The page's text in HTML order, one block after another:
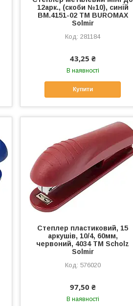
12арк., (скоби №10), синій
BM.4151-02 ТМ BUROMAX
Solmir
281184
43,25 ₴
В наявності
Купити
Степлер пластиковий, 15
аркушів, 10/4, 60мм,
червоний, 4034 ТМ Scholz
Solmir
576020
97,50 ₴
В наявності